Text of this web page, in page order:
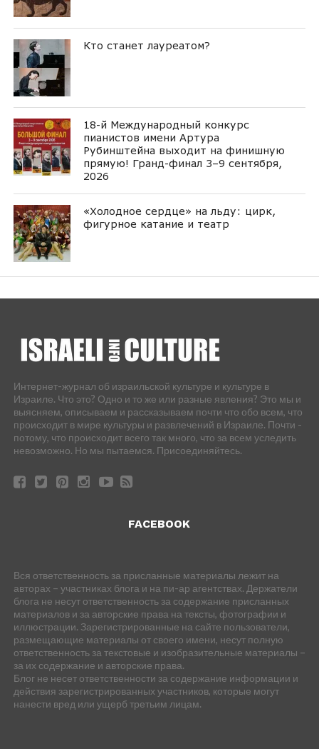
Кто станет лауреатом?
18-й Международный конкурс
пианистов имени Артура
Рубинштейна выходит на финишную
прямую! Гранд-финал 3–9 сентября,
2026
«Холодное сердце» на льду: цирк,
фигурное катание и театр
Интернет-журнал об израильской культуре и культуре в
Израиле. Что это? Одно и то же или разные явления? Это мы и
выясняем, описываем и рассказываем почти что обо всем, что
происходит в мире культуры и развлечений в Израиле. Почти -
потому, что происходит всего так много, что за всем уследить
невозможно. Но мы пытаемся. Присоединяйтесь.
FACEBOOK
Вся ответственность за присланные материалы лежит на
авторах – участниках блога и на пи-ар агентствах. Держатели
блога не несут ответственность за содержание присланных
материалов и за авторские права на тексты, фотографии и
иллюстрации. Зарегистрированные на сайте пользователи,
размещающие материалы от своего имени, несут полную
ответственность за текстовые и изобразительные материалы –
за их содержание и авторские права.
Блог не несет ответственности за содержание информации и
действия зарегистрированных участников, которые могут
нанести вред или ущерб третьим лицам.